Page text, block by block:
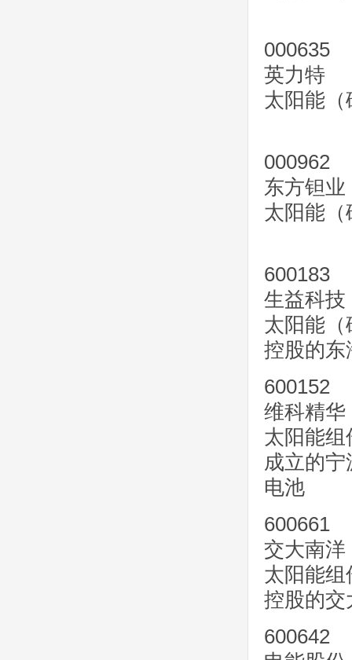
000635
英力特
太阳能（
000962
东方钽业
太阳能（
600183
生益科技
太阳能
控股的东
600152
维科精华
太阳能组
成立的
电池
600661
交大南洋
太阳能组
控股的交
600642